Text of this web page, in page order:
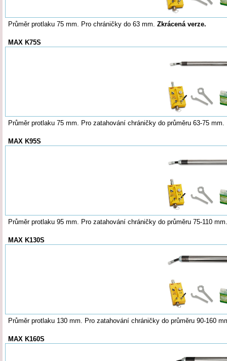
Průměr protlaku 75 mm. Pro chráničky do 63 mm. Zkrácená verze.
MAX K75S
Průměr protlaku 75 mm. Pro zatahování chráničky do průměru 63-75 mm.
MAX K95S
Průměr protlaku 95 mm. Pro zatahování chráničky do průměru 75-110
MAX K130S
Průměr protlaku 130 mm. Pro zatahování chráničky do průměru 90-160
MAX K160S